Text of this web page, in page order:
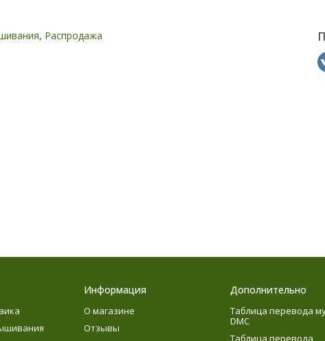
, Распродажа
Информация
О магазине
Отзывы
Дополнительно
Таблица перевода
DMC
Таблица перевода